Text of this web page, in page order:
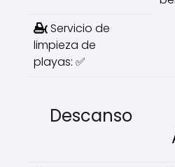
Servicio de
limpieza de
playas: ✅
Descanso